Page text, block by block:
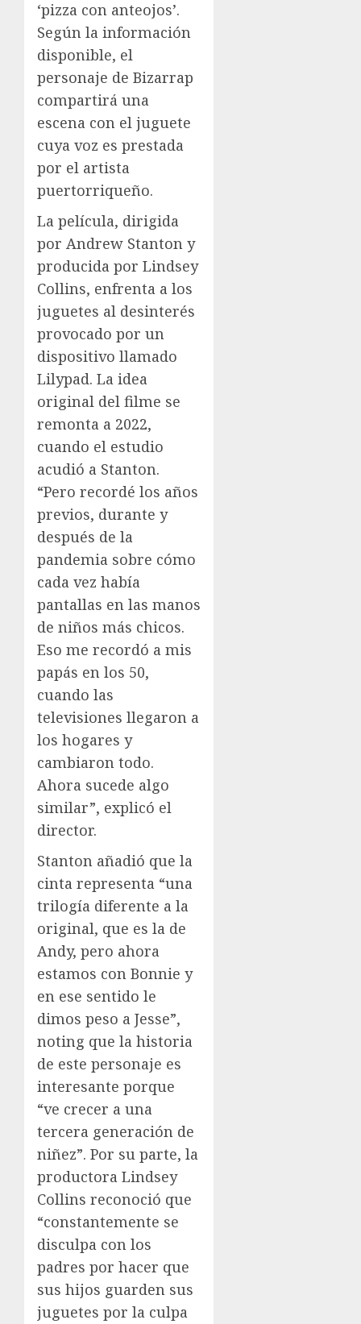
‘pizza con anteojos’.
Según la información
disponible, el
personaje de Bizarrap
compartirá una
escena con el juguete
cuya voz es prestada
por el artista
puertorriqueño.
La película, dirigida
por Andrew Stanton y
producida por Lindsey
Collins, enfrenta a los
juguetes al desinterés
provocado por un
dispositivo llamado
Lilypad. La idea
original del filme se
remonta a 2022,
cuando el estudio
acudió a Stanton.
“Pero recordé los años
previos, durante y
después de la
pandemia sobre cómo
cada vez había
pantallas en las manos
de niños más chicos.
Eso me recordó a mis
papás en los 50,
cuando las
televisiones llegaron a
los hogares y
cambiaron todo.
Ahora sucede algo
similar”, explicó el
director.
Stanton añadió que la
cinta representa “una
trilogía diferente a la
original, que es la de
Andy, pero ahora
estamos con Bonnie y
en ese sentido le
dimos peso a Jesse”,
noting que la historia
de este personaje es
interesante porque
“ve crecer a una
tercera generación de
niñez”. Por su parte, la
productora Lindsey
Collins reconoció que
“constantemente se
disculpa con los
padres por hacer que
sus hijos guarden sus
juguetes por la culpa